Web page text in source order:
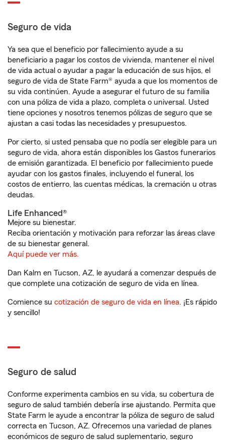
Seguro de vida
Ya sea que el beneficio por fallecimiento ayude a su
beneficiario a pagar los costos de vivienda, mantener el nivel
de vida actual o ayudar a pagar la educación de sus hijos, el
seguro de vida de State Farm® ayuda a que los momentos de
su vida continúen. Ayude a asegurar el futuro de su familia
con una póliza de vida a plazo, completa o universal. Usted
tiene opciones y nosotros tenemos pólizas de seguro que se
ajustan a casi todas las necesidades y presupuestos.
Por cierto, si usted pensaba que no podía ser elegible para un
seguro de vida, ahora están disponibles los Gastos funerarios
de emisión garantizada. El beneficio por fallecimiento puede
ayudar con los gastos finales, incluyendo el funeral, los
costos de entierro, las cuentas médicas, la cremación u otras
deudas.
Life Enhanced®
Mejore su bienestar.
Reciba orientación y motivación para reforzar las áreas clave
de su bienestar general.
Aquí puede ver más.
Dan Kalm en Tucson, AZ, le ayudará a comenzar después de
que complete una cotización de seguro de vida en línea.
Comience su cotización de seguro de vida en línea. ¡Es rápido
y sencillo!
Seguro de salud
Conforme experimenta cambios en su vida, su cobertura de
seguro de salud también debería irse ajustando. Permita que
State Farm le ayude a encontrar la póliza de seguro de salud
correcta en Tucson, AZ. Ofrecemos una variedad de planes
económicos de seguro de salud suplementario, seguro